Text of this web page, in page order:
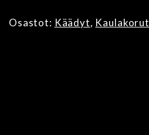
Osastot: Käädyt, Kaulakorut